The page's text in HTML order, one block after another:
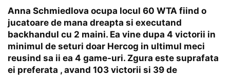
Anna Schmiedlova ocupa locul 60 WTA fiind o
jucatoare de mana dreapta si executand
backhandul cu 2 maini. Ea vine dupa 4 victorii in
minimul de seturi doar Hercog in ultimul meci
reusind sa ii ea 4 game-uri. Zgura este suprafata
ei preferata , avand 103 victorii si 39 de